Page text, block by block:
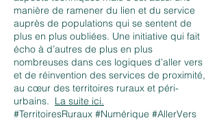
manière de ramener du lien et du service
auprès de populations qui se sentent de
plus en plus oubliées. Une initiative qui fait
écho à d’autres de plus en plus
nombreuses dans ces logiques d’aller vers
et de réinvention des services de proximité,
au cœur des territoires ruraux et péri-
urbains. La suite ici.
#TerritoiresRuraux #Numérique #AllerVers